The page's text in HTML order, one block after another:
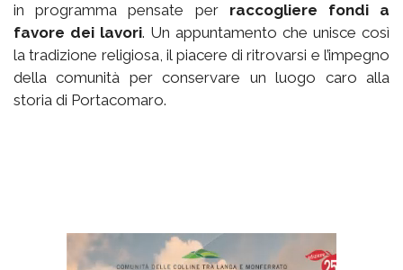
in programma pensate per raccogliere fondi a
favore dei lavori. Un appuntamento che unisce così
la tradizione religiosa, il piacere di ritrovarsi e l’impegno
della comunità per conservare un luogo caro alla
storia di Portacomaro.